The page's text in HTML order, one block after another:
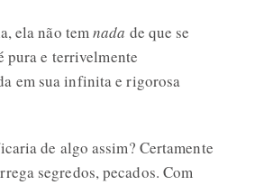
ela não temnada de que se
pura e terrivelmente
em sua infinita e rigorosa
de algo assim? Certamente
segredos, pecados. Com